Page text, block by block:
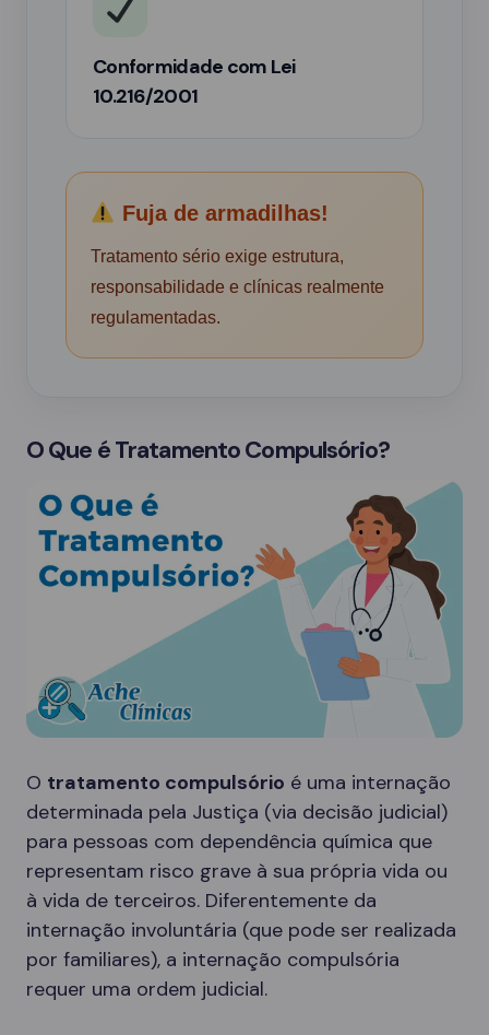
Conformidade com Lei
10.216/2001
Fuja de armadilhas!
Tratamento sério exige estrutura,
responsabilidade e clínicas realmente
regulamentadas.
O Que é Tratamento Compulsório?
O tratamento compulsório é uma internação
determinada pela Justiça (via decisão judicial)
para pessoas com dependência química que
representam risco grave à sua própria vida ou
à vida de terceiros. Diferentemente da
internação involuntária (que pode ser realizada
por familiares), a internação compulsória
requer uma ordem judicial.